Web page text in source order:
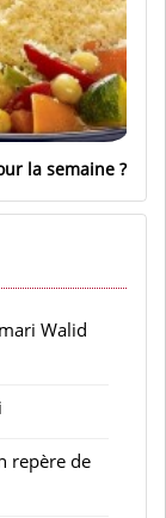
la semaine
Walid
repère de